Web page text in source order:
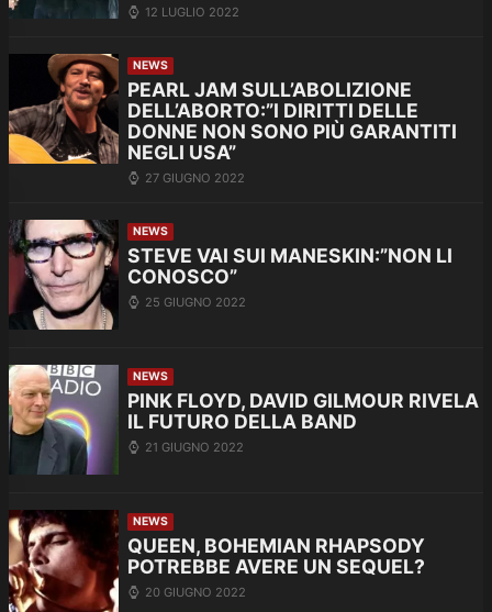
12 LUGLIO 2022
NEWS
PEARL JAM SULL’ABOLIZIONE
DELL’ABORTO:”I DIRITTI DELLE
DONNE NON SONO PIÙ GARANTITI
NEGLI USA”
27 GIUGNO 2022
NEWS
STEVE VAI SUI MANESKIN:”NON LI
CONOSCO”
25 GIUGNO 2022
NEWS
PINK FLOYD, DAVID GILMOUR RIVELA
IL FUTURO DELLA BAND
21 GIUGNO 2022
NEWS
QUEEN, BOHEMIAN RHAPSODY
POTREBBE AVERE UN SEQUEL?
20 GIUGNO 2022